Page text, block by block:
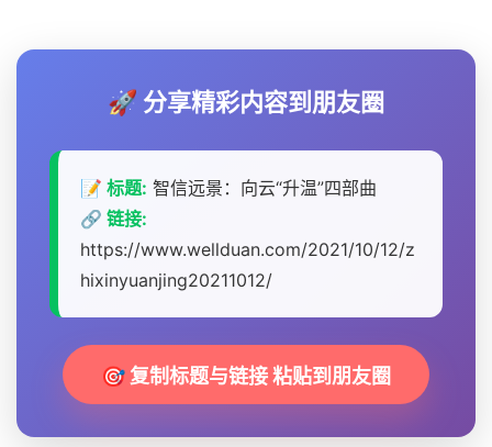
🚀 分享精彩内容到朋友圈
📝 标题: 智信远景：向云“升温”四部曲
🔗 链接:
https://www.wellduan.com/2021/10/12/z
hixinyuanjing20211012/
🎯 复制标题与链接 粘贴到朋友圈